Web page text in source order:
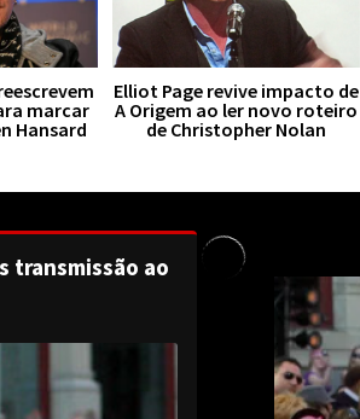
marcar
Hansard
Elliot Page revive impacto de
A Origem ao ler novo roteiro
de Christopher Nolan
transmissão ao